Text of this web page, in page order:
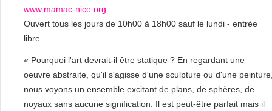
www.mamac-nice.org
Ouvert tous les jours de 10h00 à 18h00 sauf le lundi - entrée
libre
« Pourquoi l'art devrait-il être statique ? En regardant une
oeuvre abstraite, qu'il s'agisse d'une sculpture ou d'une
nous voyons un ensemble excitant de plans, de sphères, de
noyaux sans aucune signification. Il est peut-être parfait mais il